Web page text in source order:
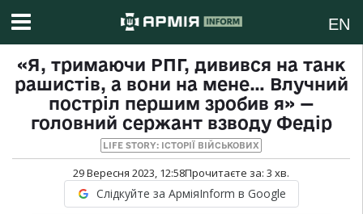
EN
«Я, тримаючи РПГ, дивився на танк
рашистів, а вони на мене… Влучний
постріл першим зробив я» —
головний сержант взводу Федір
LIFE STORY: ІСТОРІЇ ВІЙСЬКОВИХ
29 Вересня 2023, 12:58Прочитаєте за: 3 хв.
Слідкуйте за АрміяInform в Google